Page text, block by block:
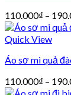
110.000₫ –
Quick View
Áo sơ mi quả
110.000₫ –